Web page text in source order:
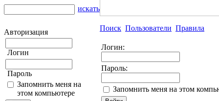
искать
Авторизация
Логин
Пароль
Запомнить меня на
этом компьютере
Поиск Пользователи Правила
Логин:
Пароль:
Запомнить меня на этом